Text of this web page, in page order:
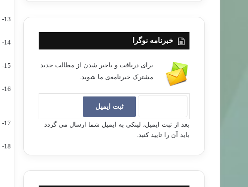
13-
14-
15-
16-
17-
18-
خبرنامه نوگرا
برای دریافت و باخبر شدن از مطالب جدید
مشترک خبرنامه‌ی ما شوید.
بعد از ثبت ایمیل، لینکی به ایمیل شما ارسال می گردد
باید آن را تایید کنید.